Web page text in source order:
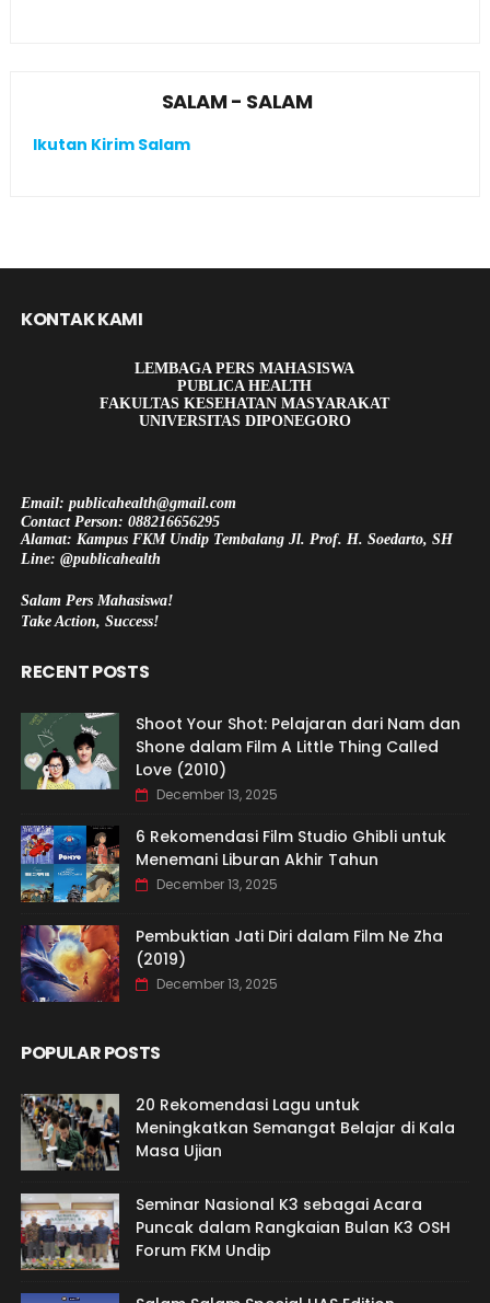
SALAM - SALAM
Ikutan Kirim Salam
KONTAK KAMI
LEMBAGA PERS MAHASISWA
PUBLICA HEALTH
FAKULTAS KESEHATAN MASYARAKAT
UNIVERSITAS DIPONEGORO
Email: publicahealth@gmail.com
Contact Person: 088216656295
Alamat: Kampus FKM Undip Tembalang Jl. Prof. H. Soedarto, SH
Line: @publicahealth
Salam Pers Mahasiswa!
Take Action, Success!
RECENT POSTS
Shoot Your Shot: Pelajaran dari Nam dan
Shone dalam Film A Little Thing Called
Love (2010)
December 13, 2025
6 Rekomendasi Film Studio Ghibli untuk
Menemani Liburan Akhir Tahun
December 13, 2025
Pembuktian Jati Diri dalam Film Ne Zha
(2019)
December 13, 2025
POPULAR POSTS
20 Rekomendasi Lagu untuk
Meningkatkan Semangat Belajar di Kala
Masa Ujian
Seminar Nasional K3 sebagai Acara
Puncak dalam Rangkaian Bulan K3 OSH
Forum FKM Undip